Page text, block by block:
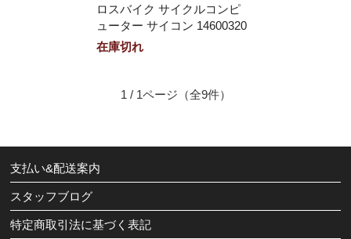
ロスバイク サイクルコンピ
ューター サイコン 14600320
在庫切れ
1 / 1ページ （全9件）
支払い&配送案内
スタッフブログ
特定商取引法に基づく表記